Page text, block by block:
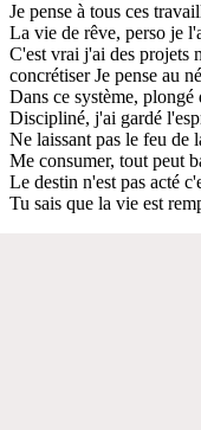
Je pense à tous ces
La vie de rêve, perso je
C'est vrai j'ai des projets
concrétiser Je pense au
Dans ce système,
Discipliné, j'ai gardé
Ne laissant pas le feu de
Me consumer, tout peut
Le destin n'est pas acté
Tu sais que la vie est